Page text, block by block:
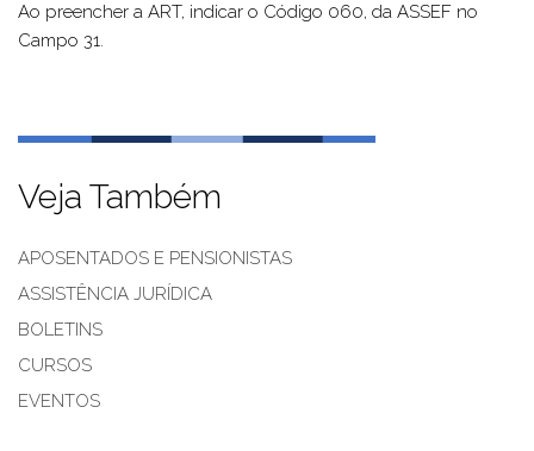
Ao preencher a ART, indicar o Código 060, da ASSEF no
Campo 31.
Veja Também
APOSENTADOS E PENSIONISTAS
ASSISTÊNCIA JURÍDICA
BOLETINS
CURSOS
EVENTOS